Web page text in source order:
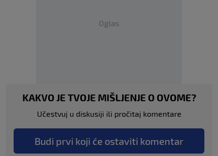
Oglas
KAKVO JE TVOJE MIŠLJENJE O OVOME?
Učestvuj u diskusiji ili pročitaj komentare
Budi prvi koji će ostaviti komentar